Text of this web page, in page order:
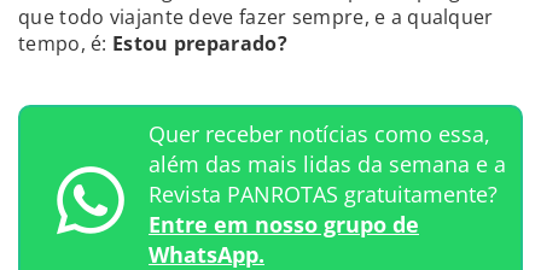
que todo viajante deve fazer sempre, e a qualquer
tempo, é: Estou preparado?
Quer receber notícias como essa,
além das mais lidas da semana e a
Revista PANROTAS gratuitamente?
Entre em nosso grupo de
WhatsApp.